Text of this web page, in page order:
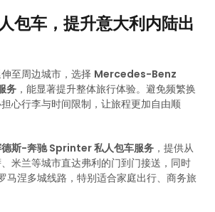
包车，提升意大利内陆出
至周边城市，选择 Mercedes-Benz
务 ，能显著提升整体旅行体验。避免频繁换
心行李与时间限制，让旅程更加自由顺
斯-奔驰 Sprinter 私人包车服务 ，提供从
米兰等城市直达弗利的门到门接送，同时
马涅多城线路，特别适合家庭出行、商务旅